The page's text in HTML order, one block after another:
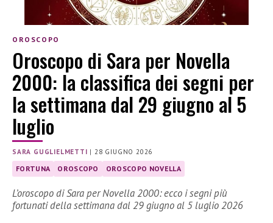
OROSCOPO
Oroscopo di Sara per Novella
2000: la classifica dei segni per
la settimana dal 29 giugno al 5
luglio
SARA GUGLIELMETTI |28 GIUGNO 2026
FORTUNA OROSCOPO OROSCOPO NOVELLA
L’oroscopo di Sara per Novella 2000: ecco i segni più
fortunati della settimana dal 29 giugno al 5 luglio 2026